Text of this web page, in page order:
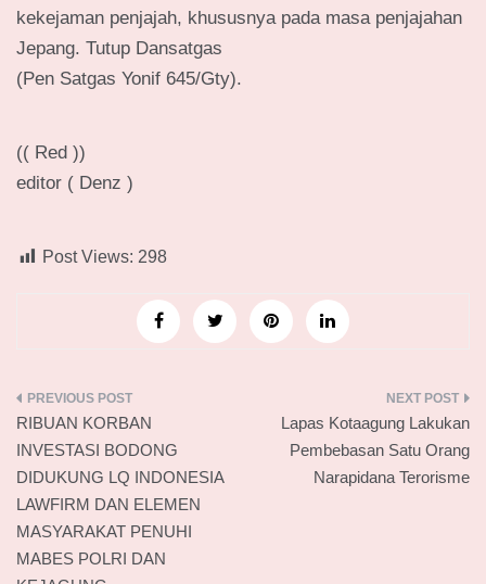
kekejaman penjajah, khususnya pada masa penjajahan
Jepang. Tutup Dansatgas
(Pen Satgas Yonif 645/Gty).
(( Red ))
editor ( Denz )
Post Views: 298
Navigasi
pos
RIBUAN KORBAN
INVESTASI BODONG
DIDUKUNG LQ INDONESIA
LAWFIRM DAN ELEMEN
MASYARAKAT PENUHI
MABES POLRI DAN
Lapas Kotaagung Lakukan
Pembebasan Satu Orang
Narapidana Terorisme